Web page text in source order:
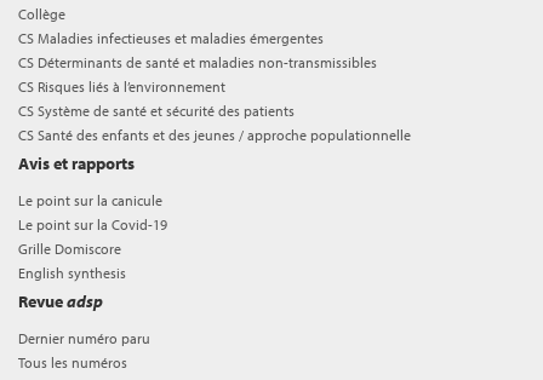
Collège
CS Maladies infectieuses et maladies émergentes
CS Déterminants de santé et maladies non-transmissibles
CS Risques liés à l’environnement
CS Système de santé et sécurité des patients
CS Santé des enfants et des jeunes / approche populationnelle
Avis et rapports
Le point sur la canicule
Le point sur la Covid-19
Grille Domiscore
English synthesis
Revueadsp
Dernier numéro paru
Tous les numéros